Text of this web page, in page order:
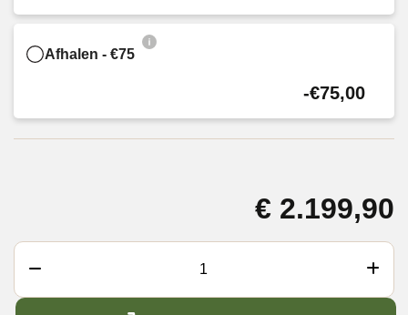
Afhalen - €75
-€75,00
€ 2.199,90
Avantgarde.55